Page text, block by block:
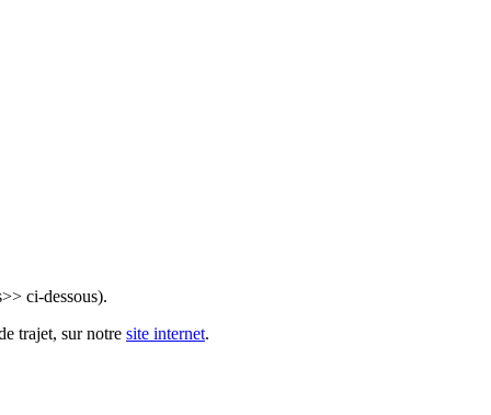
ci-dessous).
trajet, sur notre site internet.